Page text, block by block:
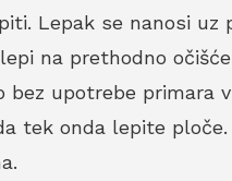
Lepak se nanosi
na prethodno
upotrebe primara
tek onda lepite